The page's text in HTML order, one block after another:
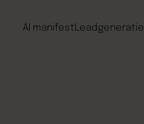
AI manifest Leadgeneratie